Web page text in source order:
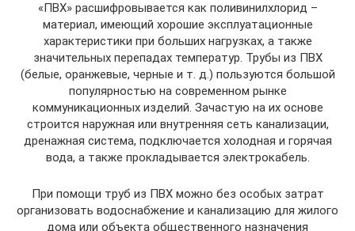
«ПВХ» расшифровывается как поливинилхлорид –
материал, имеющий хорошие эксплуатационные
характеристики при больших нагрузках, а также
значительных перепадах температур. Трубы из ПВХ
(белые, оранжевые, черные и т. д.) пользуются большой
популярностью на современном рынке
коммуникационных изделий. Зачастую на их основе
строится наружная или внутренняя сеть канализации,
дренажная система, подключается холодная и горячая
вода, а также прокладывается электрокабель.
При помощи труб из ПВХ можно без особых затрат
организовать водоснабжение и канализацию для жилого
дома или объекта общественного назначения